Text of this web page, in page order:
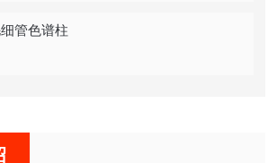
管色谱柱